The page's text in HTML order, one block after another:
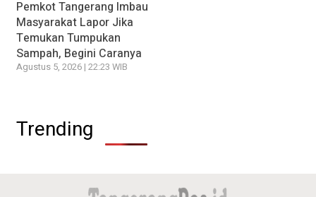
Pemkot Tangerang Imbau
Masyarakat Lapor Jika
Temukan Tumpukan
Sampah, Begini Caranya
Agustus 5, 2026 | 22:23 WIB
Trending